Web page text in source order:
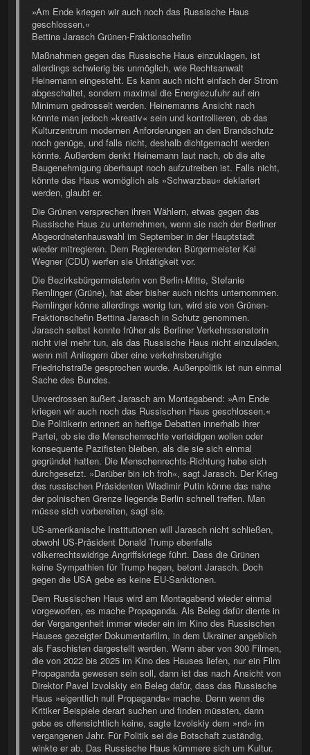
»Am Ende kriegen wir auch noch das Russische Haus
geschlossen.«
Bettina Jarasch Grünen-Fraktionschefin
Maßnahmen gegen das Russische Haus einzuklagen, ist
allerdings schwierig bis unmöglich, wie Rechtsanwalt
Heinemann eingesteht. Es kann auch nicht einfach der Strom
abgeschaltet, sondern maximal die Energiezufuhr auf ein
Minimum gedrosselt werden. Heinemanns Ansicht nach
könnte man jedoch »kreativ« sein und kontrollieren, ob das
Kulturzentrum modernen Anforderungen an den Brandschutz
noch genüge, und falls nicht, deshalb dichtgemacht werden
könnte. Außerdem denkt Heinemann laut nach, ob die alte
Baugenehmigung überhaupt noch aufzutreiben ist. Falls nicht,
könnte das Haus womöglich als »Schwarzbau« deklariert
werden, glaubt er.
Die Grünen versprechen ihren Wählern, etwas gegen das
Russische Haus zu unternehmen, wenn sie nach der Berliner
Abgeordnetenhauswahl im September in der Hauptstadt
wieder mitregieren. Dem Regierenden Bürgermeister Kai
Wegner (CDU) werfen sie Untätigkeit vor.
Die Bezirksbürgermeisterin von Berlin-Mitte, Stefanie
Remlinger (Grüne), hat aber bisher auch nichts unternommen.
Remlinger könne allerdings wenig tun, wird sie von Grünen-
Fraktionschefin Bettina Jarasch in Schutz genommen.
Jarasch selbst konnte früher als Berliner Verkehrssenatorin
nicht viel mehr tun, als das Russische Haus nicht einzuladen,
wenn mit Anliegern über eine verkehrsberuhigte
Friedrichstraße gesprochen wurde. Außenpolitik ist nun einmal
Sache des Bundes.
Unverdrossen äußert Jarasch am Montagabend: »Am Ende
kriegen wir auch noch das Russischen Haus geschlossen.«
Die Politikerin erinnert an heftige Debatten innerhalb ihrer
Partei, ob sie die Menschenrechte verteidigen wollen oder
konsequente Pazifisten bleiben, als die sie sich einmal
gegründet hatten. Die Menschenrechts-Richtung habe sich
durchgesetzt. »Darüber bin ich froh«, sagt Jarasch. Der Krieg
des russischen Präsidenten Wladimir Putin könne das nahe
der polnischen Grenze liegende Berlin schnell treffen. Man
müsse sich vorbereiten, sagt sie.
US-amerikanische Institutionen will Jarasch nicht schließen,
obwohl US-Präsident Donald Trump ebenfalls
völkerrechtswidrige Angriffskriege führt. Dass die Grünen
keine Sympathien für Trump hegen, betont Jarasch. Doch
gegen die USA gebe es keine EU-Sanktionen.
Dem Russischen Haus wird am Montagabend wieder einmal
vorgeworfen, es mache Propaganda. Als Beleg dafür diente in
der Vergangenheit immer wieder ein im Kino des Russischen
Hauses gezeigter Dokumentarfilm, in dem Ukrainer angeblich
als Faschisten dargestellt werden. Wenn aber von 300 Filmen,
die von 2022 bis 2025 im Kino des Hauses liefen, nur ein Film
Propaganda gewesen sein soll, dann ist das nach Ansicht von
Direktor Pavel Izvolskiy ein Beleg dafür, dass das Russische
Haus »eigentlich null Propaganda« mache. Denn wenn die
Kritiker Beispiele derart suchen und finden müssten, dann
gebe es offensichtlich keine, sagte Izvolskiy dem »nd« im
vergangenen Jahr. Für Politik sei die Botschaft zuständig,
winkte er ab. Das Russische Haus kümmere sich um Kultur.